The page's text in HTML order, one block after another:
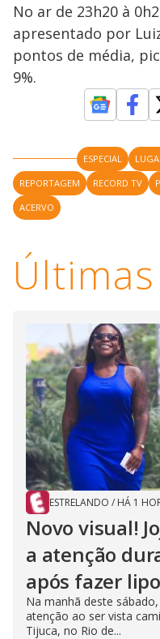
No ar de 23h20 à
apresentado por
pontos de média,
9%.
ESPECIAL
REPORTAGEM
RECORD TV
ACERVO
Últimas
ESTRELANDO / HÁ 1
Novo visual!
a atenção
após fazer
Na manhã deste
atenção ao ser vista
Tijuca, no Rio de...